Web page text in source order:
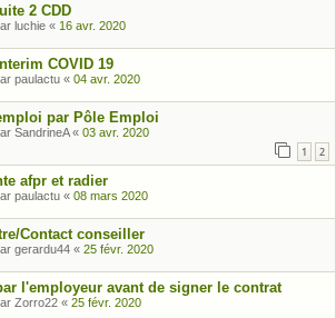
2 CDD
luchie « 16 avr. 2020
COVID 19
paulactu « 04 avr. 2020
par Pôle Emploi
SandrineA« 03 avr. 2020
1 2
afpr et radier
paulactu « 08 mars 2020
Contact conseiller
gerardu44 « 25 févr. 2020
l'employeur avant de signer le contrat
Zorro22 « 25 févr. 2020